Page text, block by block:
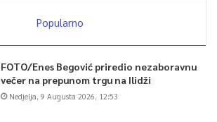
Popularno
FOTO/Enes Begović priredio nezaboravnu
večer na prepunom trgu na Ilidži
Nedjelja, 9 Augusta 2026, 12:53